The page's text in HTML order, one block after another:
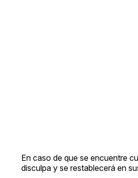
En caso de que se encuentre
disculpa y se restablecerá en